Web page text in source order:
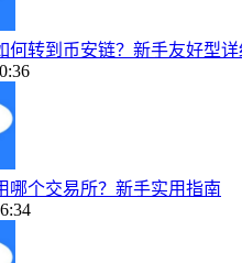
何转到币安链？新手友好型
哪个交易所？新手实用指南